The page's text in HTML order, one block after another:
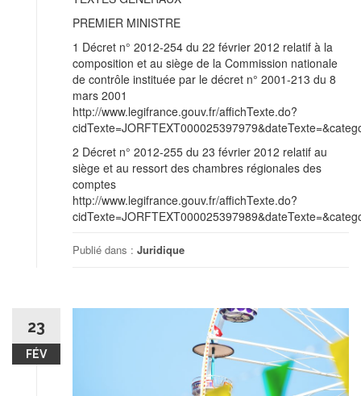
PREMIER MINISTRE
1 Décret n° 2012-254 du 22 février 2012 relatif à la
composition et au siège de la Commission nationale
de contrôle instituée par le décret n° 2001-213 du 8
mars 2001
http://www.legifrance.gouv.fr/affichTexte.do?
2 Décret n° 2012-255 du 23 février 2012 relatif au
siège et au ressort des chambres régionales des
comptes
http://www.legifrance.gouv.fr/affichTexte.do?
Publié dans : Juridique
23
FÉV